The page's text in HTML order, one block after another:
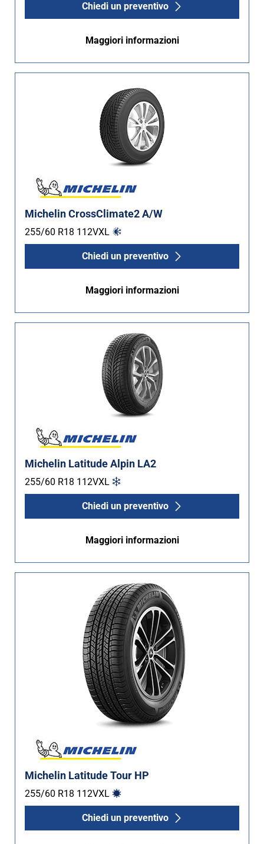
Chiedi un preventivo
Maggiori informazioni
Michelin CrossClimate2 A/W
255/60 R18 112VXL
Chiedi un preventivo
Maggiori informazioni
Michelin Latitude Alpin LA2
255/60 R18 112VXL
Chiedi un preventivo
Maggiori informazioni
Michelin Latitude Tour HP
255/60 R18 112VXL
Chiedi un preventivo